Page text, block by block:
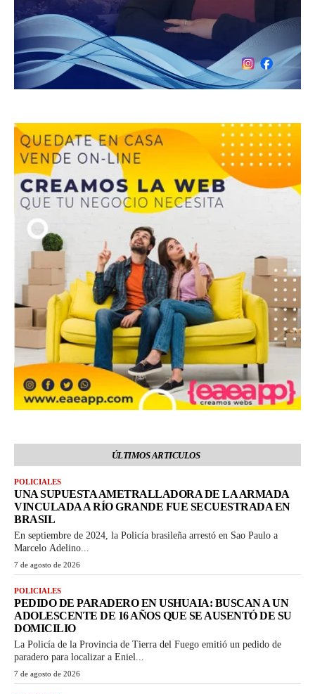
ÚLTIMOS ARTICULOS
POLICIALES
UNA SUPUESTA AMETRALLADORA DE LA ARMADA
VINCULADA A RÍO GRANDE FUE SECUESTRADA EN
BRASIL
En septiembre de 2024, la Policía brasileña arrestó en Sao Paulo a
Marcelo Adelino...
7 de agosto de 2026
POLICIALES
PEDIDO DE PARADERO EN USHUAIA: BUSCAN A UN
ADOLESCENTE DE 16 AÑOS QUE SE AUSENTÓ DE SU
DOMICILIO
La Policía de la Provincia de Tierra del Fuego emitió un pedido de
paradero para localizar a Eniel...
7 de agosto de 2026